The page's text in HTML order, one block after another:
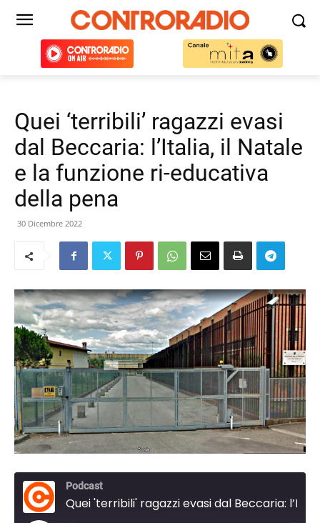
Quei ‘terribili’ ragazzi evasi
dal Beccaria: l’Italia, il Natale
e la funzione ri-educativa
della pena
30 Dicembre 2022
Podcast